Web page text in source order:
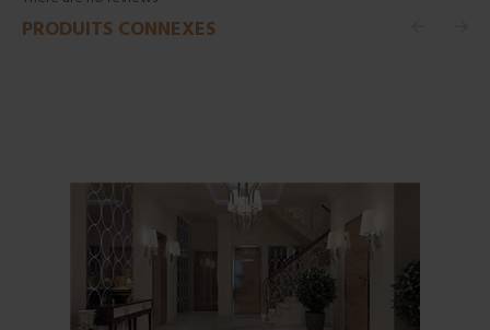
PRODUITS CONNEXES